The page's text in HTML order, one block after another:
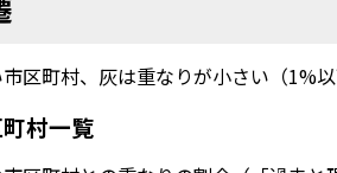
区町村、灰は重なりが小さい（1%
村一覧